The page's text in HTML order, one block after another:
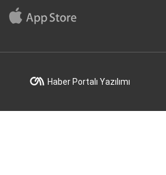
Haber Portalı Yazılımı